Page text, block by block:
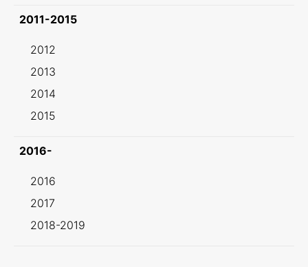
2011-2015
2012
2013
2014
2015
2016-
2016
2017
2018-2019